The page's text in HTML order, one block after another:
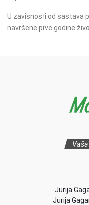
U zavisnosti od sastava
navršene prve godine
Jurija
Jurija